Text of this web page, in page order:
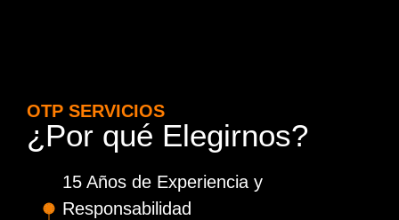
OTP SERVICIOS
¿Por qué Elegirnos?
15 Años de Experiencia y
Responsabilidad